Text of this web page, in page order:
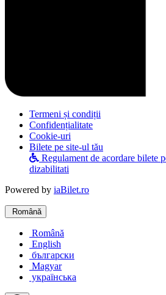
Termeni și condiții
Confidențialitate
Cookie-uri
Bilete pe site-ul tău
Regulament de acordare bilete
dizabilitati
Powered by iaBilet.ro
Română
Română
English
български
Magyar
українська